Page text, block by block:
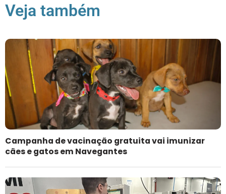
Veja também
Campanha de vacinação gratuita vai imunizar
cães e gatos em Navegantes